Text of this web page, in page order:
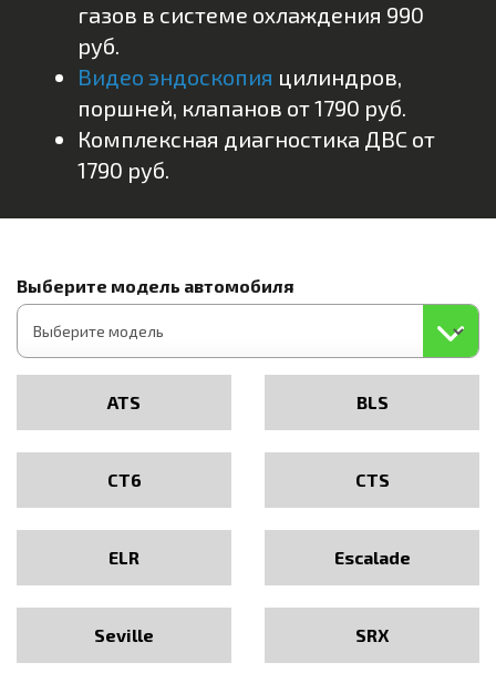
газов в системе охлаждения 990
руб.
Видео эндоскопия цилиндров,
поршней, клапанов от 1790 руб.
Комплексная диагностика ДВС от
1790 руб.
Выберите модель автомобиля
ATS BLS
CT6 CTS
ELR Escalade
Seville SRX